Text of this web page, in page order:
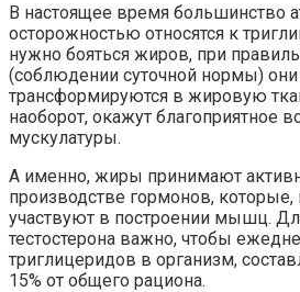
В настоящее время большинство
осторожностью относятся к
нужно бояться жиров, при
(соблюдении суточной нормы) они
трансформируются в жировую
наоборот, окажут благоприятное
мускулатуры.
А именно, жиры принимают
производстве гормонов,
участвуют в построении мышц.
тестостерона важно, чтобы
триглицеридов в организм,
15% от общего рациона.